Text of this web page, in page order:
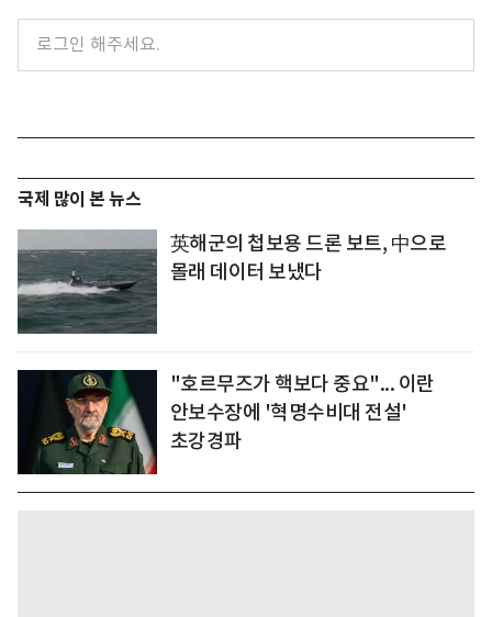
국제 많이 본 뉴스
英해군의 첩보용 드론 보트, 中으로
몰래 데이터 보냈다
"호르무즈가 핵보다 중요"... 이란
안보수장에 '혁명수비대 전설'
초강경파